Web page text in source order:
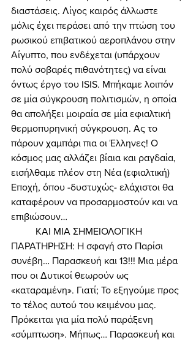
διαστάσεις. Λίγος καιρός άλλωστε
μόλις έχει περάσει από την πτώση του
ρωσικού επιβατικού αεροπλάνου στην
Αίγυπτο, που ενδέχεται (υπάρχουν
πολύ σοβαρές πιθανότητες) να είναι
όντως έργο του ISIS. Μπήκαμε λοιπόν
σε μία σύγκρουση πολιτισμών, η οποία
θα απολήξει μοιραία σε μία εφιαλτική
θερμοπυρηνική σύγκρουση. Ας το
πάρουν χαμπάρι πια οι Έλληνες! Ο
κόσμος μας αλλάζει βίαια και ραγδαία,
εισήλθαμε πλέον στη Νέα (εφιαλτική)
Εποχή, όπου -δυστυχώς- ελάχιστοι θα
καταφέρουν να προσαρμοστούν και να
επιβιώσουν…
ΠΑΡΑΤΗΡΗΣΗ: Η σφαγή στο Παρίσι
συνέβη… Παρασκευή και 13!!! Μια μέρα
που οι Δυτικοί θεωρούν ως
«καταραμένη». Γιατί; Το εξηγούμε προς
το τέλος αυτού του κειμένου μας.
Πρόκειται για μία πολύ παράξενη
«σύμπτωση». Μήπως… Παρασκευή και